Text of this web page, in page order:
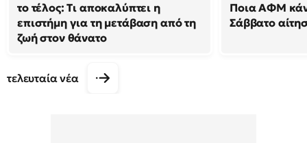
το τέλος: Τι αποκαλύπτει η
επιστήμη για τη μετάβαση από τη
ζωή στον θάνατο
Ποια ΑΦΜ
Σάββατο
τελευταία νέα